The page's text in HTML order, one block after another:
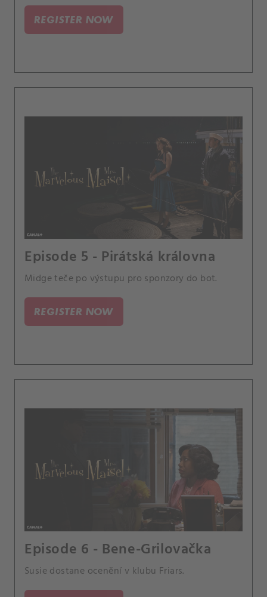
REGISTER NOW
Episode 5 - Pirátská královna
Midge teče po výstupu pro sponzory do bot.
REGISTER NOW
Episode 6 - Bene-Grilovačka
Susie dostane ocenění v klubu Friars.